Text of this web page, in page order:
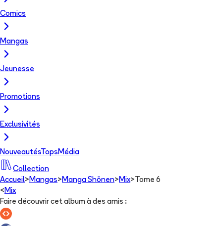
Comics
Mangas
Jeunesse
Promotions
Exclusivités
NouveautésTops Média
Collection
Accueil> Mangas> Manga Shōnen> Mix> Tome 6
< Mix
Faire découvrir cet album à des amis :